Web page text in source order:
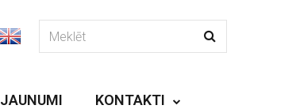
JAUNUMI KONTAKTI